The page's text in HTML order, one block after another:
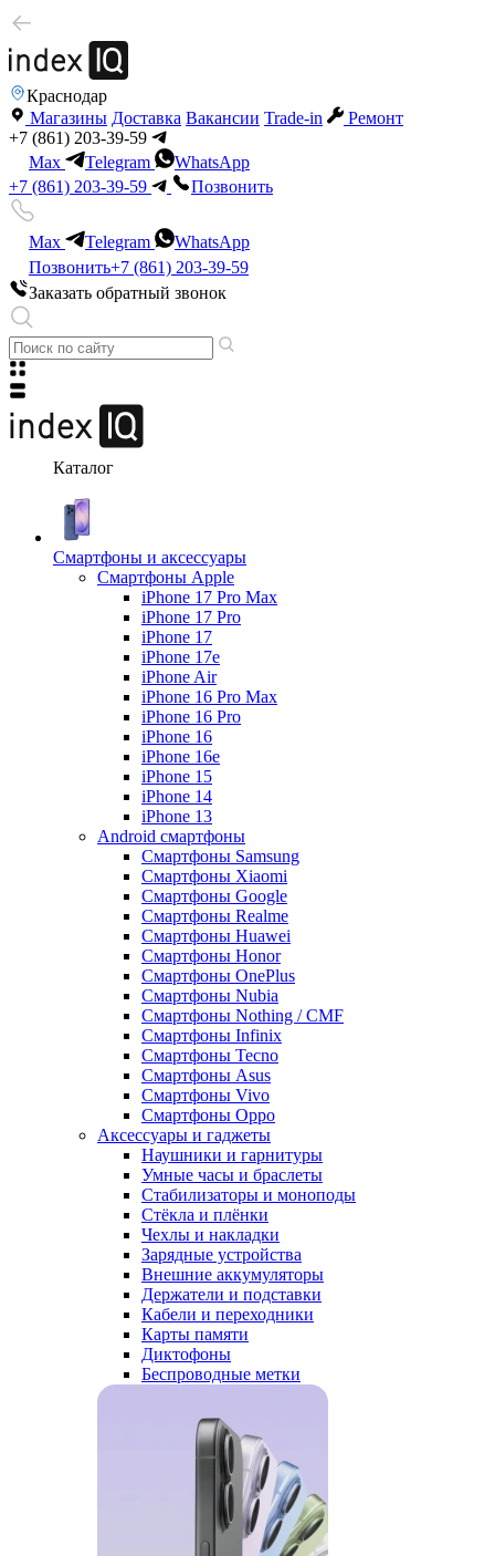
Краснодар
Магазины Доставка Вакансии Trade-in
Ремонт
+7 (861) 203-39-59
Max
Telegram
WhatsApp
+7 (861) 203-39-59
Позвонить
Max Telegram
WhatsApp
Позвонить+7 (861) 203-39-59
Заказать обратный звонок
Каталог
Смартфоны и аксессуары
Смартфоны Apple
iPhone 17 Pro Max
iPhone 17 Pro
iPhone 17
iPhone 17e
iPhone Air
iPhone 16 Pro Max
iPhone 16 Pro
iPhone 16
iPhone 16e
iPhone 15
iPhone 14
iPhone 13
Android cмартфоны
Смартфоны Samsung
Смартфоны Xiaomi
Смартфоны Google
Смартфоны Realme
Смартфоны Huawei
Смартфоны Honor
Смартфоны OnePlus
Смартфоны Nubia
Смартфоны Nothing / CMF
Смартфоны Infinix
Смартфоны Tecno
Смартфоны Asus
Смартфоны Vivo
Смартфоны Oppo
Аксессуары и гаджеты
Наушники и гарнитуры
Умные часы и браслеты
Стабилизаторы и моноподы
Стёкла и плёнки
Чехлы и накладки
Зарядные устройства
Внешние аккумуляторы
Держатели и подставки
Кабели и переходники
Карты памяти
Диктофоны
Беспроводные метки